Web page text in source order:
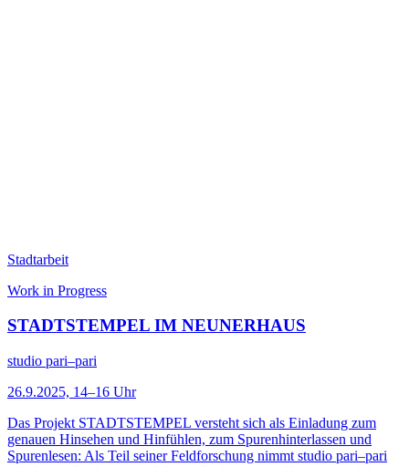
Stadtarbeit
Work in Progress
STADTSTEMPEL IM NEUNERHAUS
studio pari–pari
26.9.2025, 14–16 Uhr
Das Projekt STADTSTEMPEL versteht sich als Einladung zum
genauen Hinsehen und Hinfühlen, zum Spurenhinterlassen und
Spurenlesen: Als Teil seiner Feldforschung nimmt studio pari–pari